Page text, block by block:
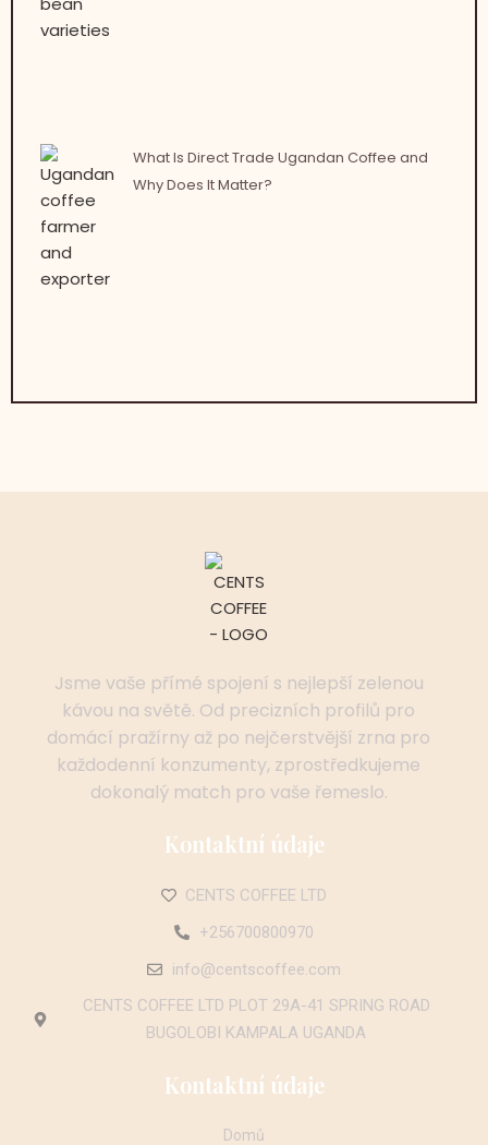
What Is Direct Trade Ugandan Coffee and
Why Does It Matter?
Jsme vaše přímé spojení s nejlepší zelenou
kávou na světě. Od precizních profilů pro
domácí pražírny až po nejčerstvější zrna pro
každodenní konzumenty, zprostředkujeme
dokonalý match pro vaše řemeslo.
Kontaktní údaje
CENTS COFFEE LTD
+256700800970
info@centscoffee.com
CENTS COFFEE LTD PLOT 29A-41 SPRING ROAD
BUGOLOBI KAMPALA UGANDA
Kontaktní údaje
Domů